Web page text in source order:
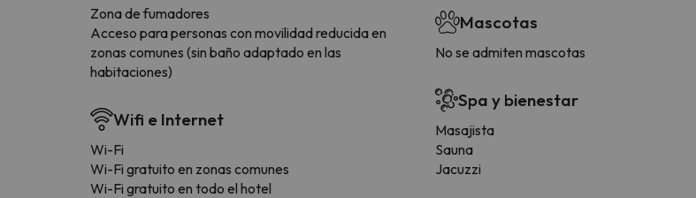
Zona de fumadores
Acceso para personas con movilidad reducida en
zonas comunes (sin baño adaptado en las
habitaciones)
Wifi e Internet
Wi-Fi
Wi-Fi gratuito en zonas comunes
Wi-Fi gratuito en todo el hotel
Mascotas
No se admiten mascotas
Spa y bienestar
Masajista
Sauna
Jacuzzi